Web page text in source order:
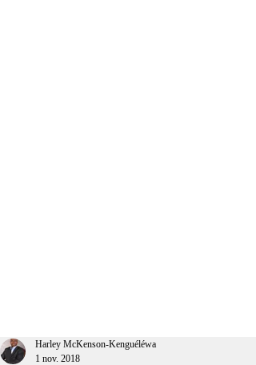
Harley McKenson-Kenguéléwa
1 nov. 2018